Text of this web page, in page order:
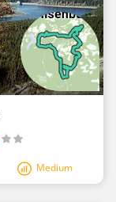
Medium